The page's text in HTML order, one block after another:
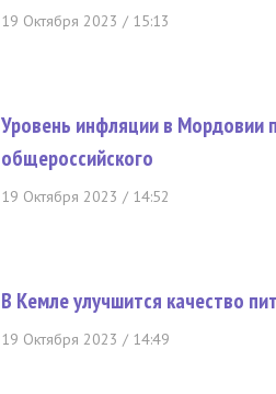
19 Октября 2023 / 15:13
Уровень инфляции в Мордовии
общероссийского
19 Октября 2023 / 14:52
В Кемле улучшится качество
19 Октября 2023 / 14:49